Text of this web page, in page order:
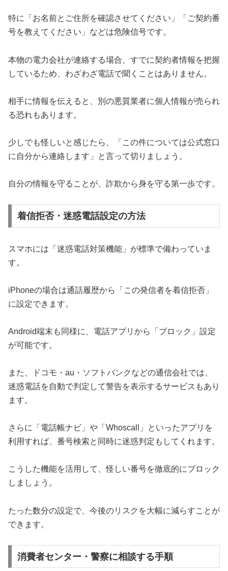
特に「お名前とご住所を確認させてください」「ご契約番
号を教えてください」などは危険信号です。
本物の電力会社が連絡する場合、すでに契約者情報を把握
しているため、わざわざ電話で聞くことはありません。
相手に情報を伝えると、別の悪質業者に個人情報が売られ
る恐れもあります。
少しでも怪しいと感じたら、「この件については公式窓口
に自分から連絡します」と言って切りましょう。
自分の情報を守ることが、詐欺から身を守る第一歩です。
着信拒否・迷惑電話設定の方法
スマホには「迷惑電話対策機能」が標準で備わっていま
す。
iPhoneの場合は通話履歴から「この発信者を着信拒否」
に設定できます。
Android端末も同様に、電話アプリから「ブロック」設定
が可能です。
また、ドコモ・au・ソフトバンクなどの通信会社では、
迷惑電話を自動で判定して警告を表示するサービスもあり
ます。
さらに「電話帳ナビ」や「Whoscall」といったアプリを
利用すれば、番号検索と同時に迷惑判定もしてくれます。
こうした機能を活用して、怪しい番号を徹底的にブロック
しましょう。
たった数分の設定で、今後のリスクを大幅に減らすことが
できます。
消費者センター・警察に相談する手順